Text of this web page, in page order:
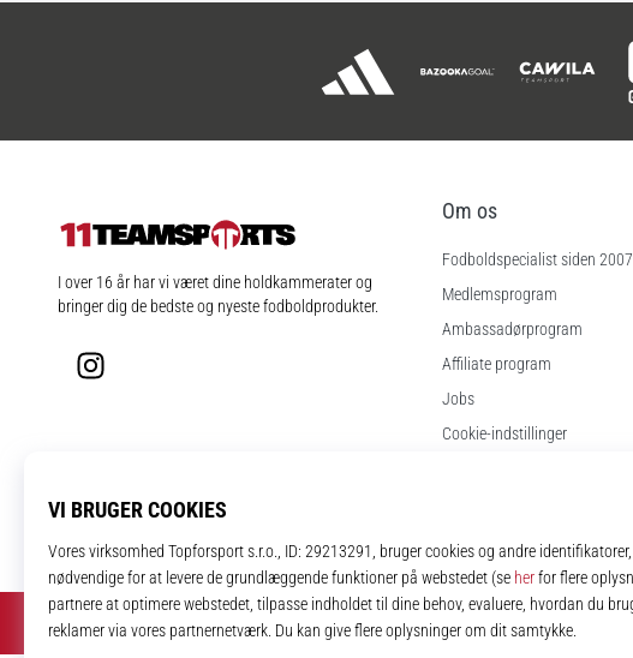
11teamsports.dk
I over 16 år har vi været dine holdkammerater og
bringer dig de bedste og nyeste fodboldprodukter.
Instagram
Om os
Fodboldspecialist siden 2007
Medlemsprogram
Ambassadørprogram
Affiliate program
Jobs
Cookie-indstillinger